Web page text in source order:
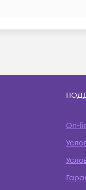
On-